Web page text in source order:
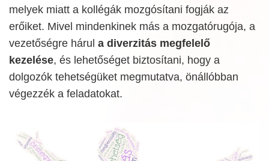
melyek miatt a kollégák mozgósítani fogják az
erőiket. Mivel mindenkinek más a mozgatórugója, a
vezetőségre hárul a diverzitás megfelelő
kezelése, és lehetőséget biztosítani, hogy a
dolgozók tehetségüket megmutatva, önállóbban
végezzék a feladatokat.